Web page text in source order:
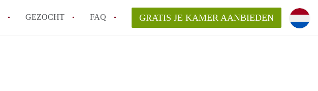
GEZOCHT FAQ GRATIS JE KAMER AANBIEDEN